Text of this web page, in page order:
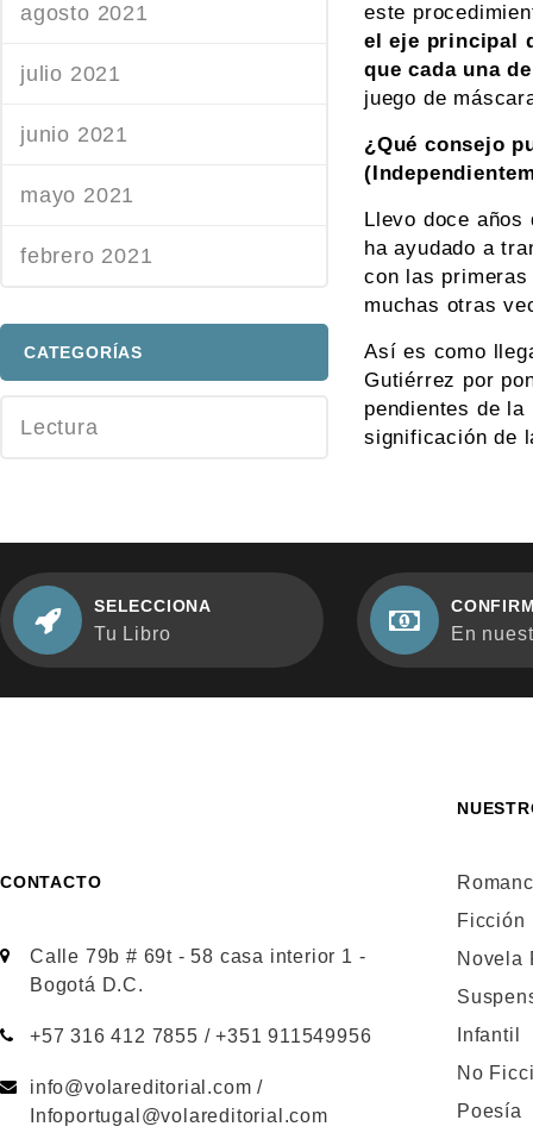
este
el eje principal
que cada una
juego de
¿Qué consejo
Llevo doce
ha ayudado a
con las
muchas otras
Así es como
Gutiérrez por
pendientes de
significación de
agosto 2021
julio 2021
junio 2021
mayo 2021
febrero 2021
CATEGORÍAS
Lectura
SELECCIONA
Tu Libro En
CONTACTO
Calle 79b # 69t - 58 casa interior 1 -
Bogotá D.C.
+57 316 412 7855 / +351 911549956
info@volareditorial.com /
Infoportugal@volareditorial.com
Ficción
Novela
Infantil
No
Poesía